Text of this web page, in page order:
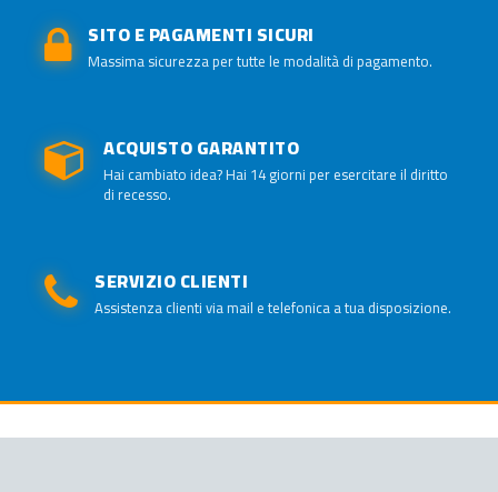
SITO E PAGAMENTI SICURI
Massima sicurezza per tutte le modalità di pagamento.
ACQUISTO GARANTITO
Hai cambiato idea? Hai 14 giorni per esercitare il diritto
di recesso.
SERVIZIO CLIENTI
Assistenza clienti via mail e telefonica a tua disposizione.